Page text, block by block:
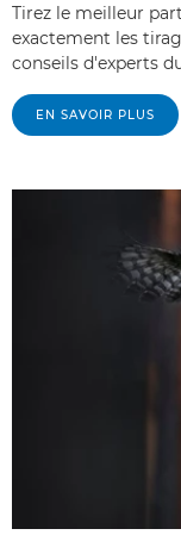
Tirez le meilleur
exactement les
conseils d'experts
EN SAVOIR PLUS